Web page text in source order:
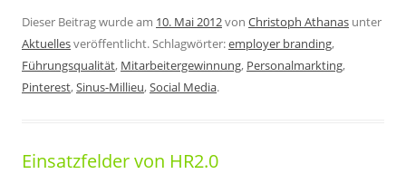
Dieser Beitrag wurde am 10. Mai 2012von Christoph Athanas unter
Aktuellesveröffentlicht. Schlagwörter:employer branding,
Führungsqualität, Mitarbeitergewinnung, Personalmarkting,
Pinterest,Sinus-Millieu,Social Media.
Einsatzfelder von HR2.0